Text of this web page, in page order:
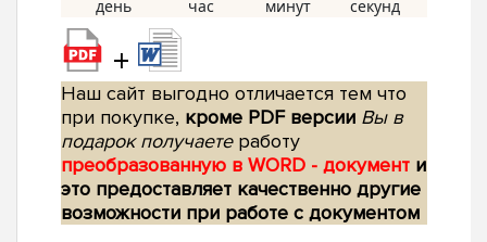
+
Наш сайт выгодно отличается тем что
при покупке, кроме PDF версии Вы в
подарок получаетеработу
преобразованную в WORD - документ и
это предоставляет качественно другие
возможности при работе с документом